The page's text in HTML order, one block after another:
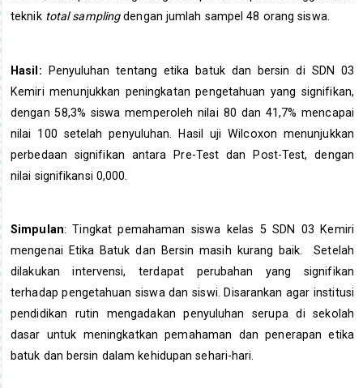
teknik total samplingdengan jumlah sampel 48 orang siswa.
Hasil:
Penyuluhan tentang etika batuk dan bersin di SDN 03
Kemiri menunjukkan peningkatan pengetahuan yang signifikan,
dengan 58,3% siswa memperoleh nilai 80 dan 41,7% mencapai
nilai 100 setelah penyuluhan. Hasil uji Wilcoxon menunjukkan
perbedaan signifikan antara Pre-Test dan Post-Test, dengan
nilai signifikansi 0,000.
Simpulan: Tingkat pemahaman siswa kelas 5 SDN 03 Kemiri
mengenai Etika Batuk dan Bersin masih kurang baik. Setelah
dilakukan intervensi, terdapat perubahan yang signifikan
terhadap pengetahuan siswa dan siswi. Disarankan agar institusi
pendidikan rutin mengadakan penyuluhan serupa di sekolah
dasar untuk meningkatkan pemahaman dan penerapan etika
batuk dan bersin dalam kehidupan sehari-hari.